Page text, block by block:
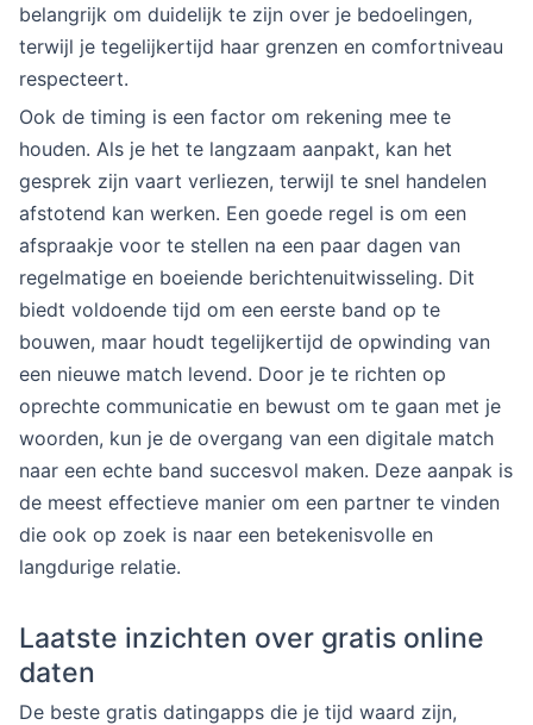
belangrijk om duidelijk te zijn over je bedoelingen,
terwijl je tegelijkertijd haar grenzen en comfortniveau
respecteert.
Ook de timing is een factor om rekening mee te
houden. Als je het te langzaam aanpakt, kan het
gesprek zijn vaart verliezen, terwijl te snel handelen
afstotend kan werken. Een goede regel is om een
afspraakje voor te stellen na een paar dagen van
regelmatige en boeiende berichtenuitwisseling. Dit
biedt voldoende tijd om een eerste band op te
bouwen, maar houdt tegelijkertijd de opwinding van
een nieuwe match levend. Door je te richten op
oprechte communicatie en bewust om te gaan met je
woorden, kun je de overgang van een digitale match
naar een echte band succesvol maken. Deze aanpak is
de meest effectieve manier om een partner te vinden
die ook op zoek is naar een betekenisvolle en
langdurige relatie.
Laatste inzichten over gratis online
daten
De beste gratis datingapps die je tijd waard zijn,